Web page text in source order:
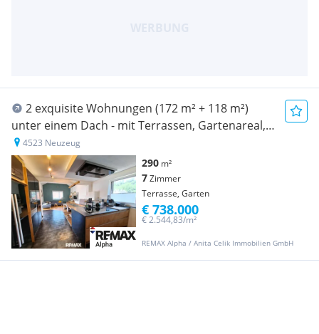
2 exquisite Wohnungen (172 m² + 118 m²)
unter einem Dach - mit Terrassen, Gartenareal,
Pool & Poolhaus - Neuzeug
4523 Neuzeug
290 m²
7Zimmer
Terrasse, Garten
REMAX Alpha / Anita Celik Immobilien GmbH
€ 2.544,83/m²
€ 738.000